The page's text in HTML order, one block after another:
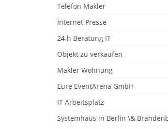
Telefon Makler
Internet Presse
24 h Beratung IT
Objekt zu verkaufen
Makler Wohnung
Eure EventArena GmbH
IT Arbeitsplatz
Systemhaus in Berlin \&